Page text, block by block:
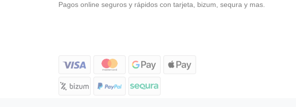
Pagos online seguros y rápidos con tarjeta, bizum, sequra y mas.